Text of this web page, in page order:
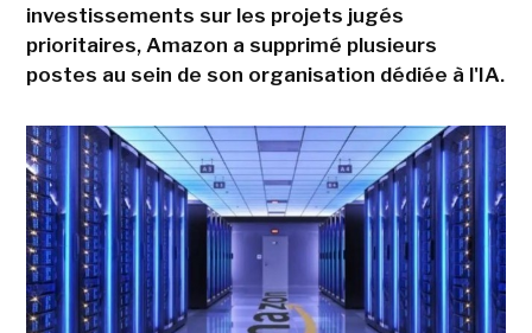
investissements sur les projets jugés
prioritaires, Amazon a supprimé plusieurs
postes au sein de son organisation dédiée à l'IA.